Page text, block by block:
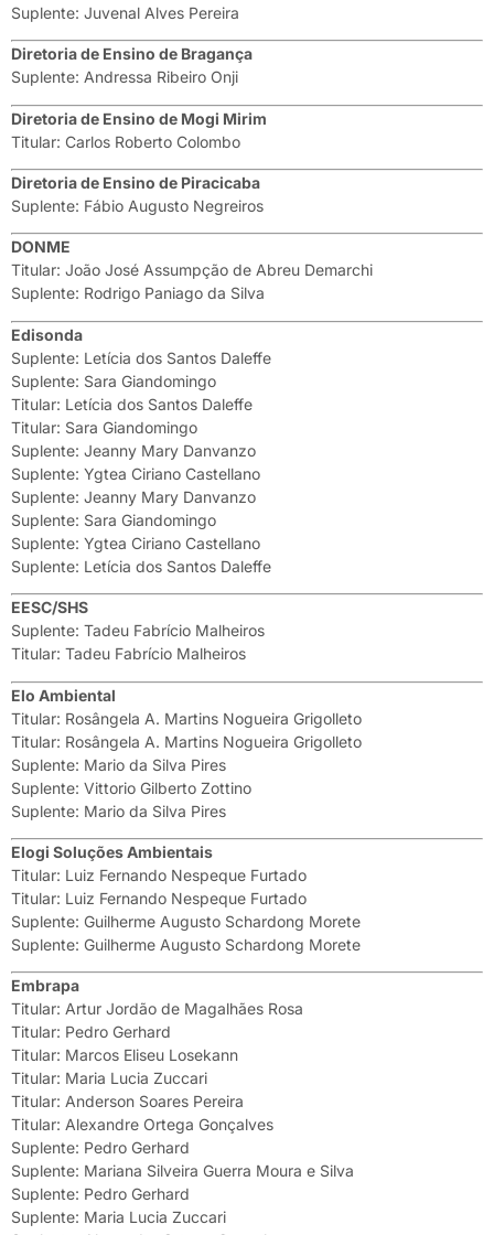
Suplente: Juvenal Alves Pereira
Diretoria de Ensino de Bragança
Suplente: Andressa Ribeiro Onji
Diretoria de Ensino de Mogi Mirim
Titular: Carlos Roberto Colombo
Diretoria de Ensino de Piracicaba
Suplente: Fábio Augusto Negreiros
DONME
Titular: João José Assumpção de Abreu Demarchi
Suplente: Rodrigo Paniago da Silva
Edisonda
Suplente: Letícia dos Santos Daleffe
Suplente: Sara Giandomingo
Titular: Letícia dos Santos Daleffe
Titular: Sara Giandomingo
Suplente: Jeanny Mary Danvanzo
Suplente: Ygtea Ciriano Castellano
Suplente: Jeanny Mary Danvanzo
Suplente: Sara Giandomingo
Suplente: Ygtea Ciriano Castellano
Suplente: Letícia dos Santos Daleffe
EESC/SHS
Suplente: Tadeu Fabrício Malheiros
Titular: Tadeu Fabrício Malheiros
Elo Ambiental
Titular: Rosângela A. Martins Nogueira Grigolleto
Titular: Rosângela A. Martins Nogueira Grigolleto
Suplente: Mario da Silva Pires
Suplente: Vittorio Gilberto Zottino
Suplente: Mario da Silva Pires
Elogi Soluções Ambientais
Titular: Luiz Fernando Nespeque Furtado
Titular: Luiz Fernando Nespeque Furtado
Suplente: Guilherme Augusto Schardong Morete
Suplente: Guilherme Augusto Schardong Morete
Embrapa
Titular: Artur Jordão de Magalhães Rosa
Titular: Pedro Gerhard
Titular: Marcos Eliseu Losekann
Titular: Maria Lucia Zuccari
Titular: Anderson Soares Pereira
Titular: Alexandre Ortega Gonçalves
Suplente: Pedro Gerhard
Suplente: Mariana Silveira Guerra Moura e Silva
Suplente: Pedro Gerhard
Suplente: Maria Lucia Zuccari